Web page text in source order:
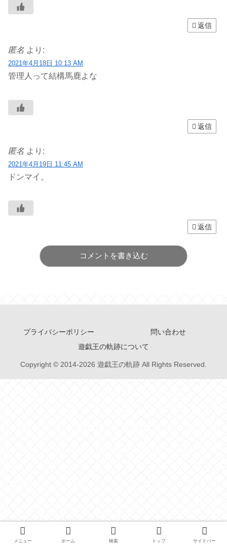
返信
匿名 より:
2021年4月18日 10:13 AM
管理人って結構馬鹿よな
返信
匿名 より:
2021年4月19日 11:45 AM
ドンマイ。
返信
コメントを書き込む
プライバシーポリシー
問い合わせ
遊戯王の軌跡について
Copyright © 2014-2026 遊戯王の軌跡 All Rights Reserved.
メニュー ホーム 検索 トップ サイドバー